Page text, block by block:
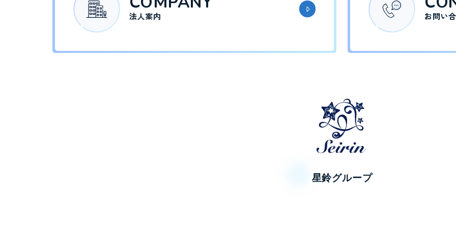
法人案内 お問い
星鈴グループ